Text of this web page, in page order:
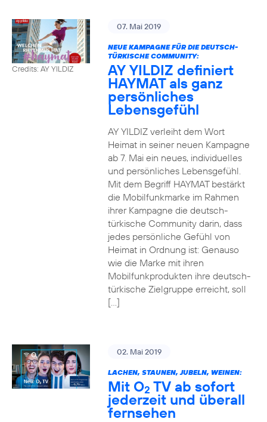
Credits: AY YILDIZ
07. Mai 2019
NEUE KAMPAGNE FÜR DIE DEUTSCH-
TÜRKISCHE COMMUNITY:
AY YILDIZ definiert
HAYMAT als ganz
persönliches
Lebensgefühl
AY YILDIZ verleiht dem Wort
Heimat in seiner neuen Kampagne
ab 7. Mai ein neues, individuelles
und persönliches Lebensgefühl.
Mit dem Begriff HAYMAT bestärkt
die Mobilfunkmarke im Rahmen
ihrer Kampagne die deutsch-
türkische Community darin, dass
jedes persönliche Gefühl von
Heimat in Ordnung ist: Genauso
wie die Marke mit ihren
Mobilfunkprodukten ihre deutsch-
türkische Zielgruppe erreicht, soll
[…]
02. Mai 2019
LACHEN, STAUNEN, JUBELN, WEINEN:
Mit O2 TV ab sofort
jederzeit und überall
fernsehen